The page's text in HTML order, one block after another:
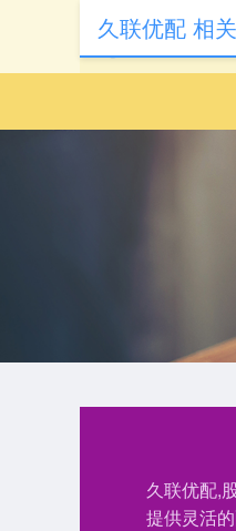
久联优配,
提供灵活
久联优配 相